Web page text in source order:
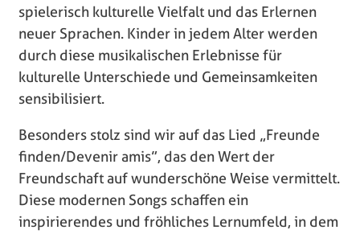
spielerisch kulturelle Vielfalt und das Erlernen
neuer Sprachen. Kinder in jedem Alter werden
durch diese musikalischen Erlebnisse für
kulturelle Unterschiede und Gemeinsamkeiten
sensibilisiert.
Besonders stolz sind wir auf das Lied „Freunde
finden/Devenir amis”, das den Wert der
Freundschaft auf wunderschöne Weise vermittelt.
Diese modernen Songs schaffen ein
inspirierendes und fröhliches Lernumfeld, in dem